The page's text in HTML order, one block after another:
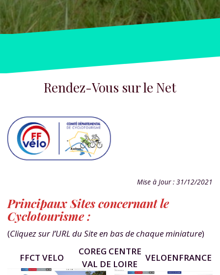
Rendez-Vous sur le Net
Mise à Jour : 31/12/2021
Principaux Sites concernant le
Cyclotourisme :
(Cliquez sur l’URL du Site en bas de chaque miniature)
FFCT VELO
COREG CENTRE
VAL DE LOIRE
VELOENFRANCE